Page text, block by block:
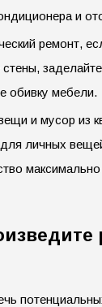
и
ремонт,
стены,
обивку мебели.
и мусор из
личных